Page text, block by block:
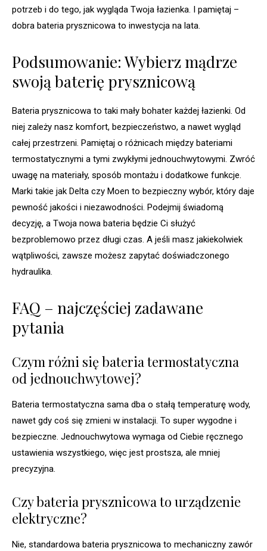
potrzeb i do tego, jak wygląda Twoja łazienka. I pamiętaj –
dobra bateria prysznicowa to inwestycja na lata.
Podsumowanie: Wybierz mądrze
swoją baterię prysznicową
Bateria prysznicowa to taki mały bohater każdej łazienki. Od
niej zależy nasz komfort, bezpieczeństwo, a nawet wygląd
całej przestrzeni. Pamiętaj o różnicach między bateriami
termostatycznymi a tymi zwykłymi jednouchwytowymi. Zwróć
uwagę na materiały, sposób montażu i dodatkowe funkcje.
Marki takie jak Delta czy Moen to bezpieczny wybór, który daje
pewność jakości i niezawodności. Podejmij świadomą
decyzję, a Twoja nowa bateria będzie Ci służyć
bezproblemowo przez długi czas. A jeśli masz jakiekolwiek
wątpliwości, zawsze możesz zapytać doświadczonego
hydraulika.
FAQ – najczęściej zadawane
pytania
Czym różni się bateria termostatyczna
od jednouchwytowej?
Bateria termostatyczna sama dba o stałą temperaturę wody,
nawet gdy coś się zmieni w instalacji. To super wygodne i
bezpieczne. Jednouchwytowa wymaga od Ciebie ręcznego
ustawienia wszystkiego, więc jest prostsza, ale mniej
precyzyjna.
Czy bateria prysznicowa to urządzenie
elektryczne?
Nie, standardowa bateria prysznicowa to mechaniczny zawór